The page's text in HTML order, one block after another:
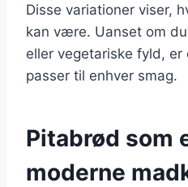
Disse variationer viser,
kan være. Uanset om
eller vegetariske fyld,
passer til enhver smag.
Pitabrød som
moderne